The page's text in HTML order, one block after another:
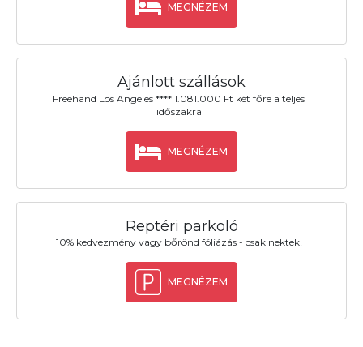
MEGNÉZEM
Ajánlott szállások
Freehand Los Angeles **** 1.081.000 Ft két főre a teljes
időszakra
MEGNÉZEM
Reptéri parkoló
10% kedvezmény vagy bőrönd fóliázás - csak nektek!
MEGNÉZEM